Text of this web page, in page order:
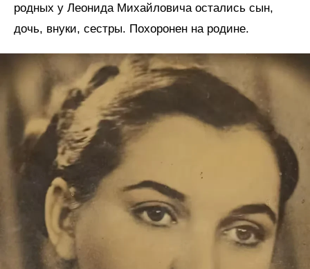
родных у Леонида Михайловича остались сын,
дочь, внуки, сестры. Похоронен на родине.